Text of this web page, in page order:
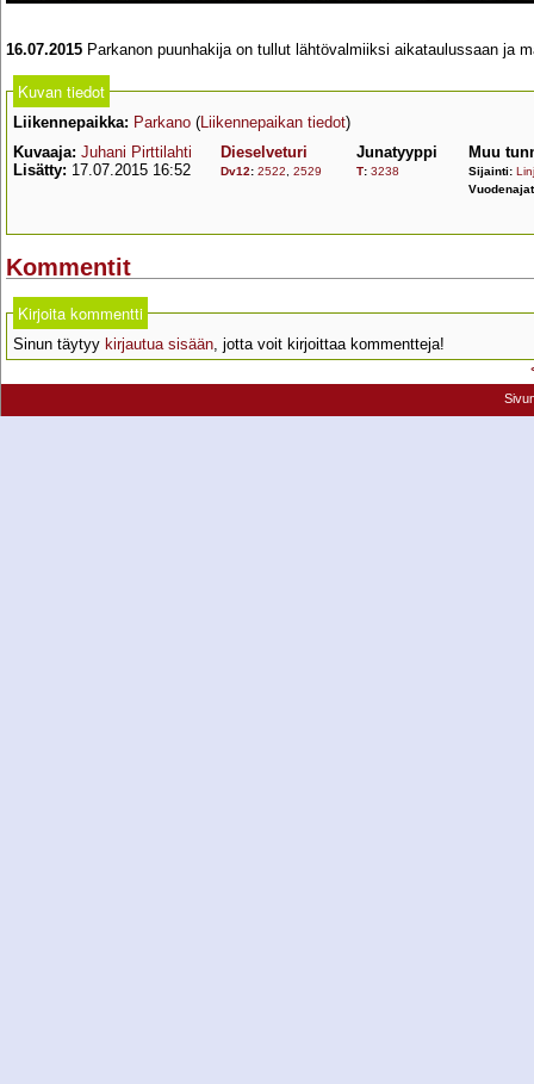
16.07.2015 Parkanon puunhakija on tullut lähtövalmiiksi aikataulussaan ja
Kuvan tiedot
Liikennepaikka: Parkano (Liikennepaikan tiedot)
Kuvaaja: Juhani Pirttilahti
Lisätty: 17.07.2015 16:52
Dieselveturi
Dv12: 2522 2529
Junatyyppi
T: 3238
Muu
Sijainti:
Kommentit
Kirjoita kommentti
Sinun täytyy kirjautua sisään, jotta voit kirjoittaa kommentteja!